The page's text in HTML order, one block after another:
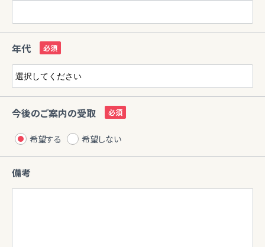
年代
今後のご案内の受取
希望する 希望しない
備考